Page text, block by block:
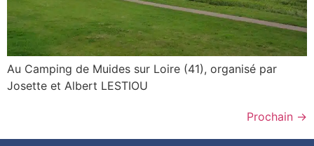
Au Camping de Muides sur Loire (41), organisé par
Josette et Albert LESTIOU
Prochain →